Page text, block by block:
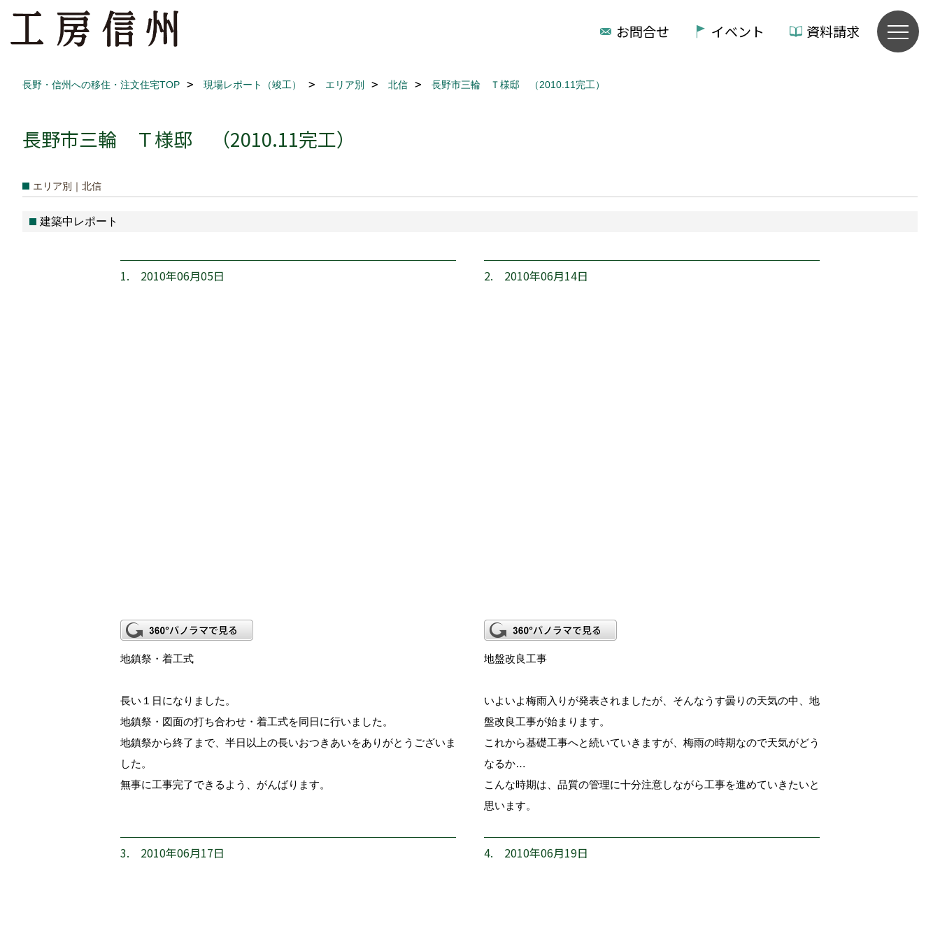
お問合せ イベント 資料請求
長野・信州への移住・注文住宅TOP 現場レポート（竣工） エリア別 北信 長野市三輪 Ｔ様邸 （2010.11完工）
長野市三輪 Ｔ様邸 （2010.11完工）
エリア別｜北信
建築中レポート
1. 2010年06月05日
地鎮祭・着工式
長い１日になりました。
地鎮祭・図面の打ち合わせ・着工式を同日に行いました。
地鎮祭から終了まで、半日以上の長いおつきあいをありがとうございま
した。
無事に工事完了できるよう、がんばります。
2. 2010年06月14日
地盤改良工事
いよいよ梅雨入りが発表されましたが、そんなうす曇りの天気の中、地
盤改良工事が始まります。
これから基礎工事へと続いていきますが、梅雨の時期なので天気がどう
なるか…
こんな時期は、品質の管理に十分注意しながら工事を進めていきたいと
思います。
3. 2010年06月17日 4. 2010年06月19日